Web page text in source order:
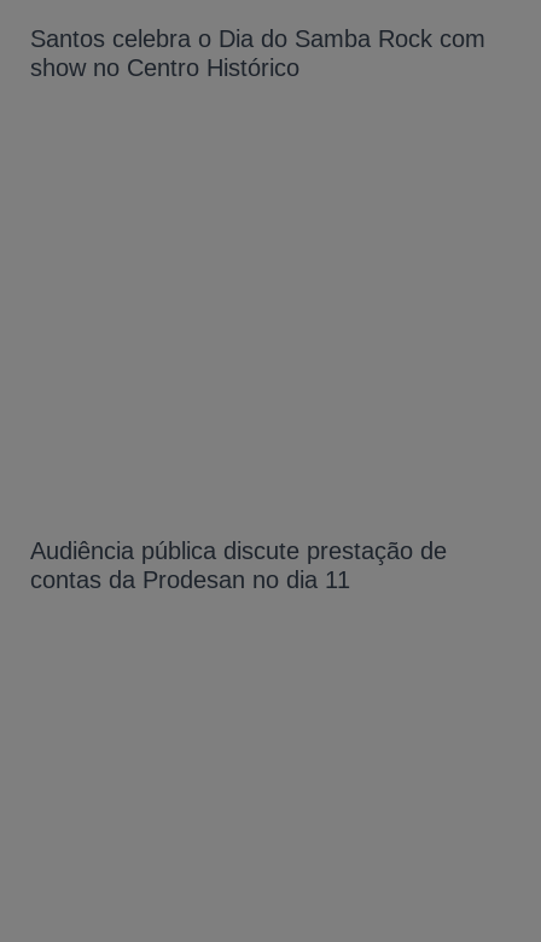
Santos celebra o Dia do Samba Rock com
show no Centro Histórico
Audiência pública discute prestação de
contas da Prodesan no dia 11